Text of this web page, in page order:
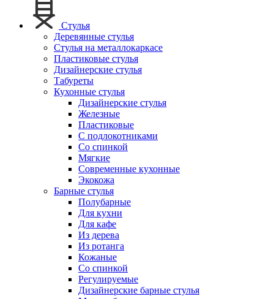
Стулья
Деревянные стулья
Стулья на металлокаркасе
Пластиковые стулья
Дизайнерские стулья
Табуреты
Кухонные стулья
Дизайнерские стулья
Железные
Пластиковые
С подлокотниками
Со спинкой
Мягкие
Современные кухонные
Экокожа
Барные стулья
Полубарные
Для кухни
Для кафе
Из дерева
Из ротанга
Кожаные
Со спинкой
Регулируемые
Дизайнерские барные стулья